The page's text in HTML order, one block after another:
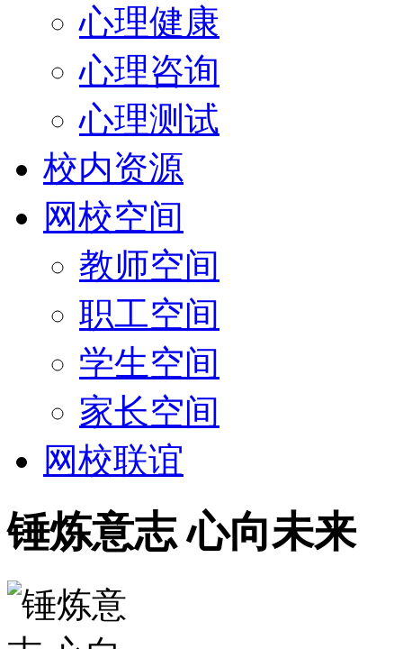
心理健康
心理咨询
心理测试
校内资源
网校空间
教师空间
职工空间
学生空间
家长空间
网校联谊
锤炼意志 心向未来